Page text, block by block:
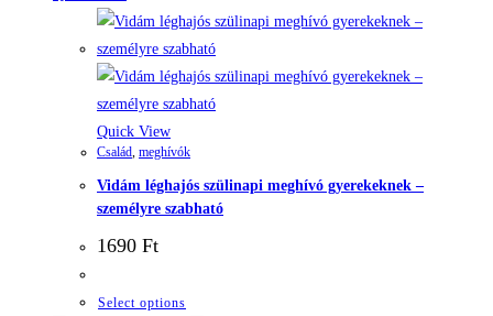
Quick View
Család, meghívók
Vidám léghajós szülinapi meghívó gyerekeknek –
személyre szabható
1690 Ft
Select options